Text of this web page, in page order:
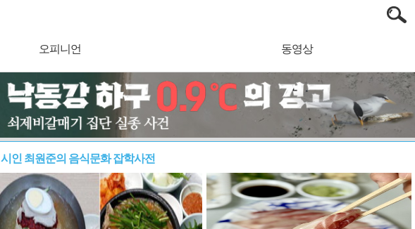
오피니언 동영상
시인 최원준의 음식문화 잡학사전